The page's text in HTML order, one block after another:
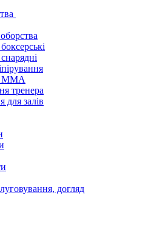
ММА
тренера
для залів
догляд